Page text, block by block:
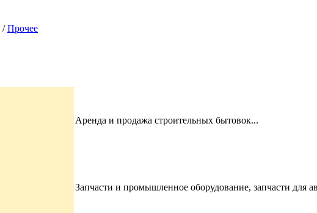
/Прочее
Аренда и продажа строительных бытовок...
Запчасти и промышленное оборудование, запчасти для